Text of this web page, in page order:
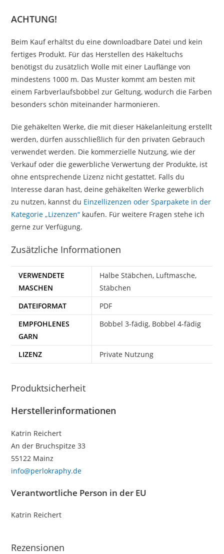
ACHTUNG!
Beim Kauf erhältst du eine downloadbare Datei und kein
fertiges Produkt. Für das Herstellen des Häkeltuchs
benötigst du zusätzlich Wolle mit einer Lauflänge von
mindestens 1000 m. Das Muster kommt am besten mit
einem Farbverlaufsbobbel zur Geltung, wodurch die Farben
besonders schön miteinander harmonieren.
Die gehäkelten Werke, die mit dieser Häkelanleitung erstellt
werden, dürfen ausschließlich für den privaten Gebrauch
verwendet werden. Die kommerzielle Nutzung, wie der
Verkauf oder die gewerbliche Verwertung der Produkte, ist
ohne entsprechende Lizenz nicht gestattet. Falls du
Interesse daran hast, deine gehäkelten Werke gewerblich
zu nutzen, kannst du Einzellizenzen oder Sparpakete in der
Kategorie „Lizenzen“ kaufen. Für weitere Fragen stehe ich
gerne zur Verfügung.
Zusätzliche Informationen
VERWENDETE
MASCHEN
Halbe Stäbchen, Luftmasche,
Stäbchen
DATEIFORMAT
PDF
EMPFOHLENES
GARN
Bobbel 3-fädig, Bobbel 4-fädig
LIZENZ Private Nutzung
Produktsicherheit
Herstellerinformationen
Katrin Reichert
An der Bruchspitze 33
55122 Mainz
info@perlokraphy.de
Verantwortliche Person in der EU
Katrin Reichert
Rezensionen